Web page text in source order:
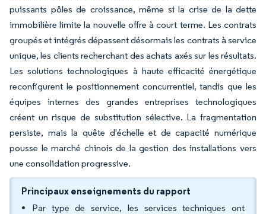
puissants pôles de croissance, même si la crise de la dette
immobilière limite la nouvelle offre à court terme. Les contrats
groupés et intégrés dépassent désormais les contrats à service
unique, les clients recherchant des achats axés sur les résultats.
Les solutions technologiques à haute efficacité énergétique
reconfigurent le positionnement concurrentiel, tandis que les
équipes internes des grandes entreprises technologiques
créent un risque de substitution sélective. La fragmentation
persiste, mais la quête d'échelle et de capacité numérique
pousse le marché chinois de la gestion des installations vers
une consolidation progressive.
Principaux enseignements du rapport
Par type de service, les services techniques ont